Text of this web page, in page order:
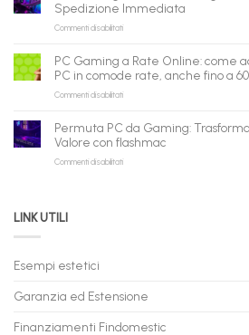
tuo
assistente
può
fare
qui
la
nuova
B2B
flashmac
per
rivenditori
Spedizione Immediata
Commenti disabilitatisu
Gaming
in
Pronta
Consegna
Nuovi
Ricondizionati,
Spedizione
PC Gaming a Rate Online: come
PC in comode rate, anche fino a
Commenti disabilitatisu
Gaming
Rate
Online:
anche
a
Permuta PC da Gaming:
Valore con flashmac
Commenti disabilitatisu
in
con
LINK UTILI
Esempi estetici
Garanzia ed Estensione
Finanziamenti Findomestic